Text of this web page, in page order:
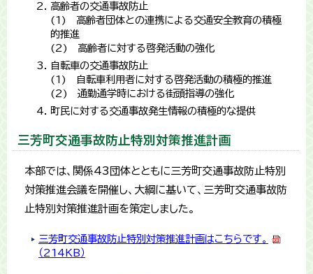
高齢者の交通事故防止
(1) 高齢者団体との連携による交通安全教育の積極
的推進
(2) 高齢者に対する啓発活動の強化
自転車の交通事故防止
(1) 自転車利用者に対する啓発活動の積極的推進
(2) 通勤通学時における街頭指導の強化
町民に対する交通事故発生情報の積極的な提供
三芳町交通事故防止特別対策推進計画
本部では、関係43団体とともに三芳町交通事故防止特別
対策推進会議を開催し、大綱に基いて、三芳町交通事故防
止特別対策推進計画を策定しました。
三芳町交通事故防止特別対策推進計画はこちらです。
（214KB）